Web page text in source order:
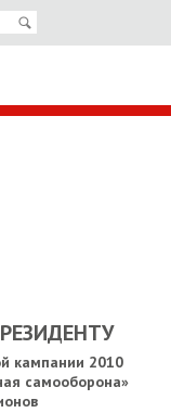
кампании 2010
самооборона»